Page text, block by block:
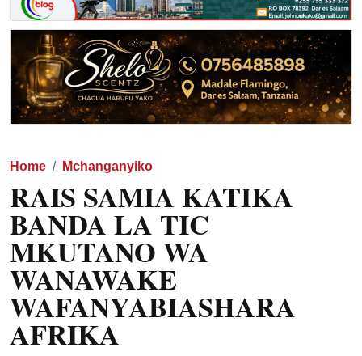
Home Mchanganyiko
RAIS SAMIA KATIKA
BANDA LA TIC
MKUTANO WA
WANAWAKE
WAFANYABIASHARA
AFRIKA